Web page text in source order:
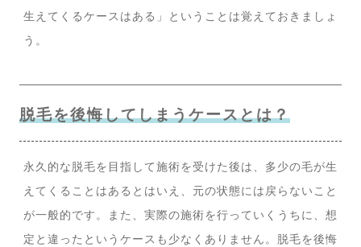
生えてくるケースはある」ということは覚えておきましょ
う。
脱毛を後悔してしまうケースとは？
永久的な脱毛を目指して施術を受けた後は、多少の毛が生
えてくることはあるとはいえ、元の状態には戻らないこと
が一般的です。また、実際の施術を行っていくうちに、想
定と違ったというケースも少なくありません。脱毛を後悔